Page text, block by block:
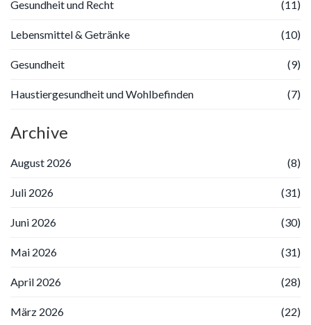
Gesundheit und Recht (11)
Lebensmittel & Getränke (10)
Gesundheit (9)
Haustiergesundheit und Wohlbefinden (7)
Archive
August 2026 (8)
Juli 2026 (31)
Juni 2026 (30)
Mai 2026 (31)
April 2026 (28)
März 2026 (22)